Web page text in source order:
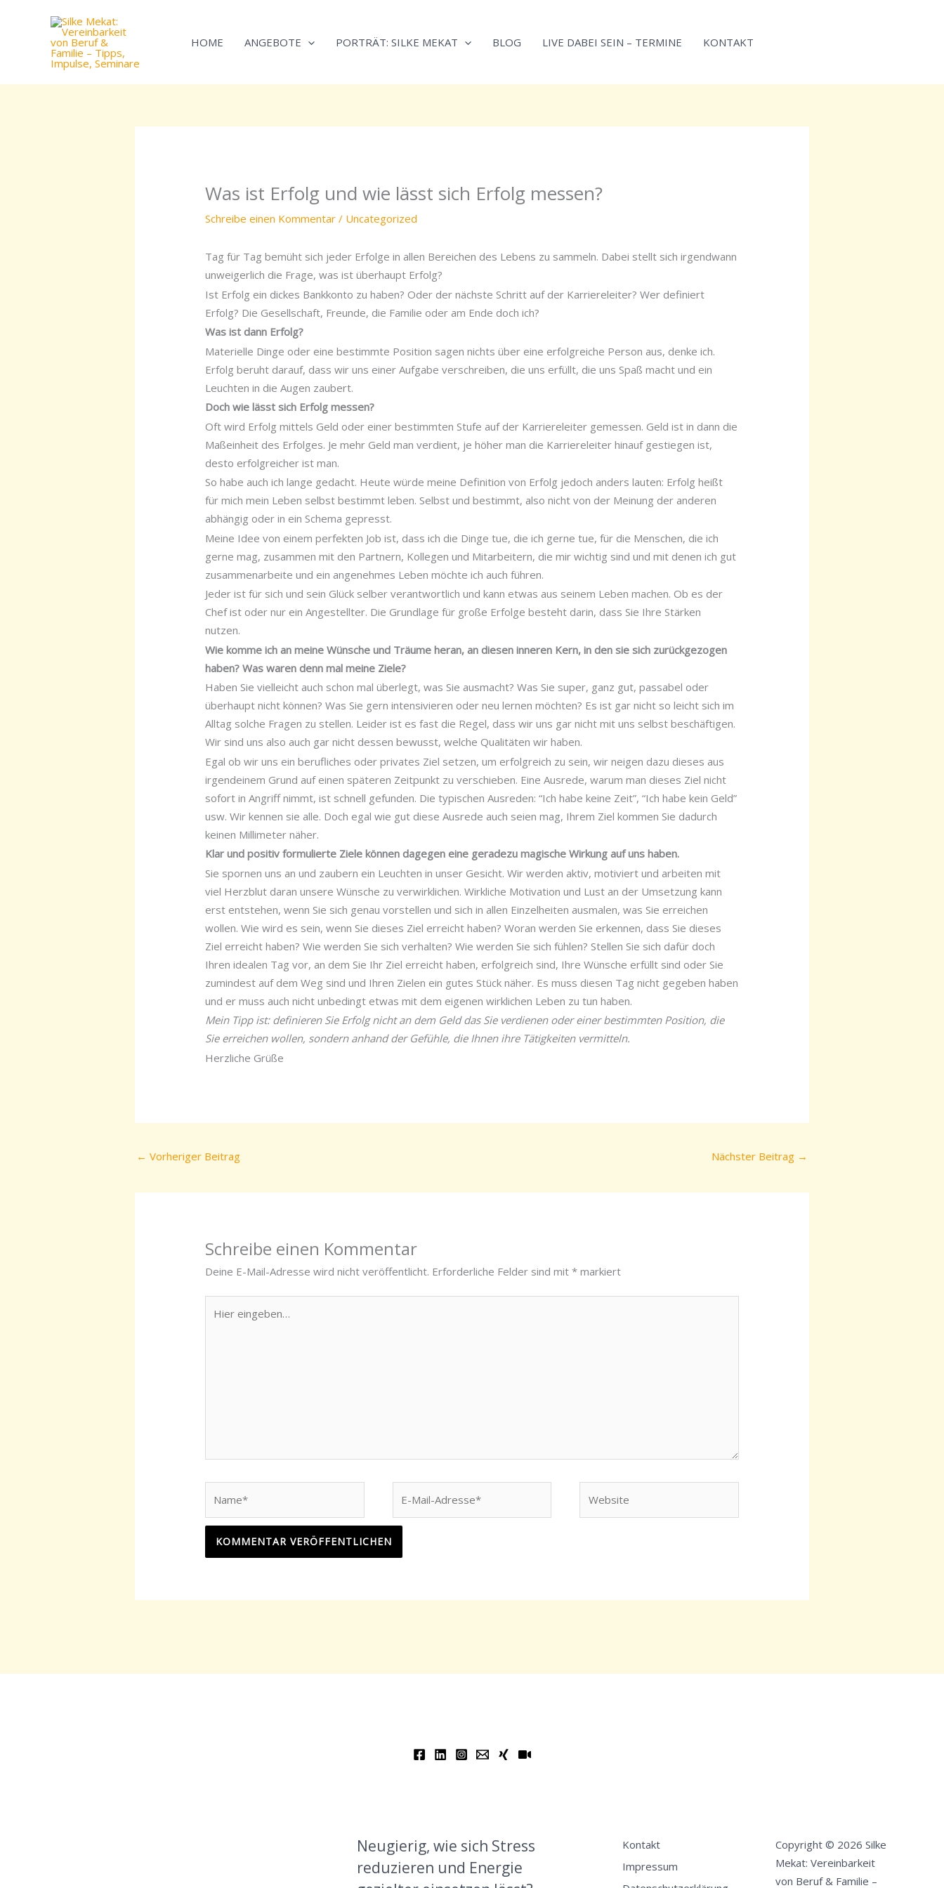
HOME ANGEBOTE PORTRÄT: SILKE MEKAT BLOG LIVE DABEI SEIN – TERMINE KONTAKT
Was ist Erfolg und wie lässt sich Erfolg messen?
Schreibe einen Kommentar / Uncategorized
Tag für Tag bemüht sich jeder Erfolge in allen Bereichen des Lebens zu sammeln. Dabei stellt sich irgendwann
unweigerlich die Frage, was ist überhaupt Erfolg?
Ist Erfolg ein dickes Bankkonto zu haben? Oder der nächste Schritt auf der Karriereleiter? Wer definiert
Erfolg? Die Gesellschaft, Freunde, die Familie oder am Ende doch ich?
Was ist dann Erfolg?
Materielle Dinge oder eine bestimmte Position sagen nichts über eine erfolgreiche Person aus, denke ich.
Erfolg beruht darauf, dass wir uns einer Aufgabe verschreiben, die uns erfüllt, die uns Spaß macht und ein
Leuchten in die Augen zaubert.
Doch wie lässt sich Erfolg messen?
Oft wird Erfolg mittels Geld oder einer bestimmten Stufe auf der Karriereleiter gemessen. Geld ist in dann die
Maßeinheit des Erfolges. Je mehr Geld man verdient, je höher man die Karriereleiter hinauf gestiegen ist,
desto erfolgreicher ist man.
So habe auch ich lange gedacht. Heute würde meine Definition von Erfolg jedoch anders lauten: Erfolg heißt
für mich mein Leben selbst bestimmt leben. Selbst und bestimmt, also nicht von der Meinung der anderen
abhängig oder in ein Schema gepresst.
Meine Idee von einem perfekten Job ist, dass ich die Dinge tue, die ich gerne tue, für die Menschen, die ich
gerne mag, zusammen mit den Partnern, Kollegen und Mitarbeitern, die mir wichtig sind und mit denen ich gut
zusammenarbeite und ein angenehmes Leben möchte ich auch führen.
Jeder ist für sich und sein Glück selber verantwortlich und kann etwas aus seinem Leben machen. Ob es der
Chef ist oder nur ein Angestellter. Die Grundlage für große Erfolge besteht darin, dass Sie Ihre Stärken
nutzen.
Wie komme ich an meine Wünsche und Träume heran, an diesen inneren Kern, in den sie sich zurückgezogen
haben? Was waren denn mal meine Ziele?
Haben Sie vielleicht auch schon mal überlegt, was Sie ausmacht? Was Sie super, ganz gut, passabel oder
überhaupt nicht können? Was Sie gern intensivieren oder neu lernen möchten? Es ist gar nicht so leicht sich im
Alltag solche Fragen zu stellen. Leider ist es fast die Regel, dass wir uns gar nicht mit uns selbst beschäftigen.
Wir sind uns also auch gar nicht dessen bewusst, welche Qualitäten wir haben.
Egal ob wir uns ein berufliches oder privates Ziel setzen, um erfolgreich zu sein, wir neigen dazu dieses aus
irgendeinem Grund auf einen späteren Zeitpunkt zu verschieben. Eine Ausrede, warum man dieses Ziel nicht
sofort in Angriff nimmt, ist schnell gefunden. Die typischen Ausreden: “Ich habe keine Zeit”, “Ich habe kein Geld”
usw. Wir kennen sie alle. Doch egal wie gut diese Ausrede auch seien mag, Ihrem Ziel kommen Sie dadurch
keinen Millimeter näher.
Klar und positiv formulierte Ziele können dagegen eine geradezu magische Wirkung auf uns haben.
Sie spornen uns an und zaubern ein Leuchten in unser Gesicht. Wir werden aktiv, motiviert und arbeiten mit
viel Herzblut daran unsere Wünsche zu verwirklichen. Wirkliche Motivation und Lust an der Umsetzung kann
erst entstehen, wenn Sie sich genau vorstellen und sich in allen Einzelheiten ausmalen, was Sie erreichen
wollen. Wie wird es sein, wenn Sie dieses Ziel erreicht haben? Woran werden Sie erkennen, dass Sie dieses
Ziel erreicht haben? Wie werden Sie sich verhalten? Wie werden Sie sich fühlen? Stellen Sie sich dafür doch
Ihren idealen Tag vor, an dem Sie Ihr Ziel erreicht haben, erfolgreich sind, Ihre Wünsche erfüllt sind oder Sie
zumindest auf dem Weg sind und Ihren Zielen ein gutes Stück näher. Es muss diesen Tag nicht gegeben haben
und er muss auch nicht unbedingt etwas mit dem eigenen wirklichen Leben zu tun haben.
Mein Tipp ist: definieren Sie Erfolg nicht an dem Geld das Sie verdienen oder einer bestimmten Position, die
Sie erreichen wollen, sondern anhand der Gefühle, die Ihnen ihre Tätigkeiten vermitteln.
Herzliche Grüße
← Vorheriger Beitrag Nächster Beitrag →
Schreibe einen Kommentar
Deine E-Mail-Adresse wird nicht veröffentlicht. Erforderliche Felder sind mit* markiert
eingeben…
Adresse*
Neugierig, wie sich Stress
reduzieren und Energie
sich
reduzieren
Einfach
Kontakt
Impressum
Copyright © 2026 Silke
Mekat: Vereinbarkeit
von Beruf & Familie –